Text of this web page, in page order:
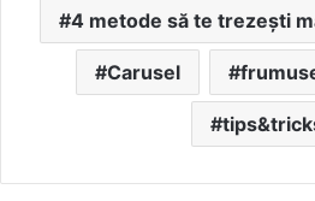
4 metode să te trezești
Carusel